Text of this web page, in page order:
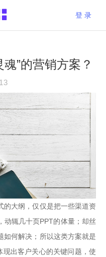
登 录
”的营销方案？
的大纲，仅仅是把一些渠道资
动辄几十页PPT的体量；却丝
如何解决；所以这类方案就是
现出客户关心的关键问题，使